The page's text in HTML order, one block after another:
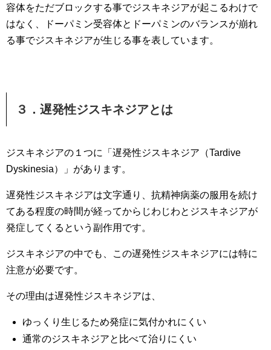
容体をただブロックする事でジスキネジアが起こるわけで
はなく、ドーパミン受容体とドーパミンのバランスが崩れ
る事でジスキネジアが生じる事を表しています。
３．遅発性ジスキネジアとは
ジスキネジアの１つに「遅発性ジスキネジア（Tardive
Dyskinesia）」があります。
遅発性ジスキネジアは文字通り、抗精神病薬の服用を続け
てある程度の時間が経ってからじわじわとジスキネジアが
発症してくるという副作用です。
ジスキネジアの中でも、この遅発性ジスキネジアには特に
注意が必要です。
その理由は遅発性ジスキネジアは、
ゆっくり生じるため発症に気付かれにくい
通常のジスキネジアと比べて治りにくい